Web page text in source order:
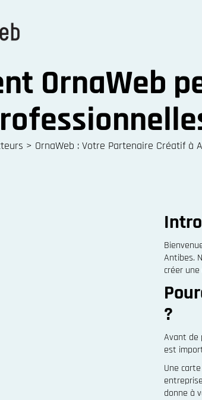
OrnaWeb
> OrnaWeb : Votre Partenaire Créatif à
Antibes.
créer
?
Avant de
est
Une
donne à